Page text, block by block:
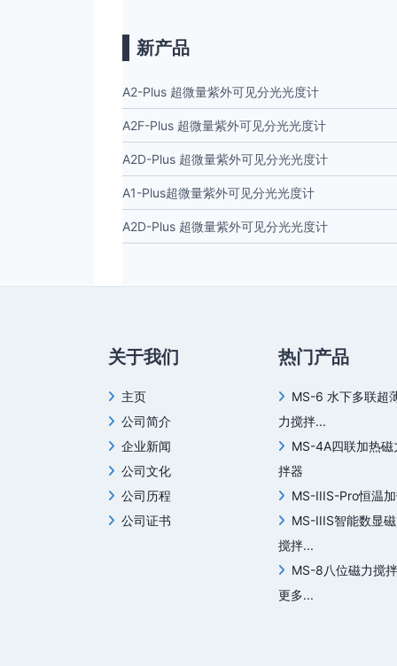
新产品
A2-Plus 超微量紫外可见分光光度计
A2F-Plus 超微量紫外可见分光光度计
A2D-Plus 超微量紫外可见分光光度计
A1-Plus超微量紫外可见分光光度计
A2D-Plus 超微量紫外可见分光光度计
关于我们
主页
公司简介
企业新闻
公司文化
公司历程
公司证书
热门产品
MS-6 水下多联超
力搅拌...
MS-4A四联加热磁
拌器
MS-IIIS-Pro恒温
MS-IIIS智能数显
搅拌...
MS-8八位磁力搅
更多...